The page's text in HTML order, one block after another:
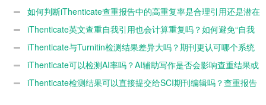
代表什么？如何解读？
如何判断iThenticate查重报告中的高重复率是合理引用还是潜在
抄袭？iThenticate英文查重自我引用也会计算重复吗？如何避免“自我
抄袭”影响查重率？
iThenticate与Turnitin检测结果差异大吗？期刊更认可哪个系统
的查重结果？
iThenticate可以检测AI率吗？AI辅助写作是否会影响查重结果或
投稿被拒？
iThenticate检测结果可以直接提交给SCI期刊编辑吗？查重报告